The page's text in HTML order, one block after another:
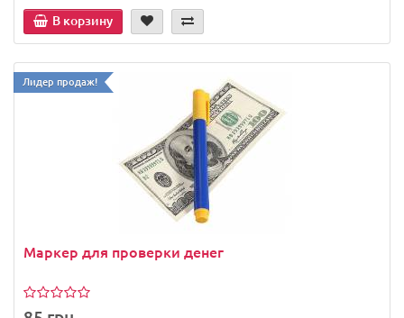
В корзину
Лидер продаж!
Маркер для проверки денег